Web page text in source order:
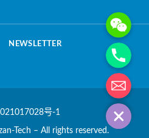
NEWSLETTER
号-1
Tech – All rights reserved.
WeChat:
Phone
电子邮箱地址